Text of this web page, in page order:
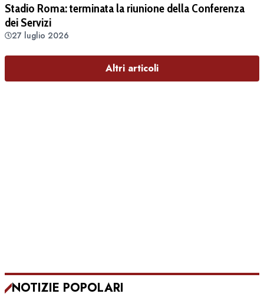
Stadio Roma: terminata la riunione della Conferenza
dei Servizi
27 luglio 2026
Altri articoli
NOTIZIE POPOLARI